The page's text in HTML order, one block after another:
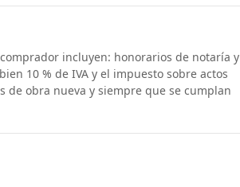
incluyen: honorarios de notaría y
10 % de IVA y el impuesto sobre actos
de obra nueva y siempre que se cumplan